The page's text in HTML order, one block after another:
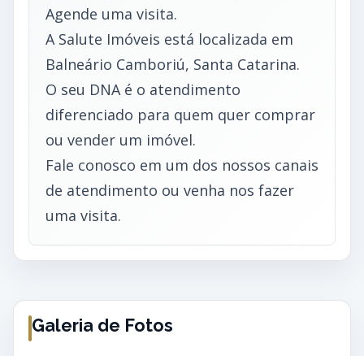
Agende uma visita.
A Salute Imóveis está localizada em
Balneário Camboriú, Santa Catarina.
O seu DNA é o atendimento
diferenciado para quem quer comprar
ou vender um imóvel.
Fale conosco em um dos nossos canais
de atendimento ou venha nos fazer
uma visita.
Galeria de Fotos